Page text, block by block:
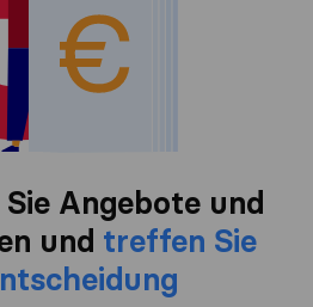
Angebote und
und treffen Sie